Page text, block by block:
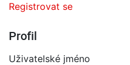
Registrovat se
Profil
Uživatelské jméno